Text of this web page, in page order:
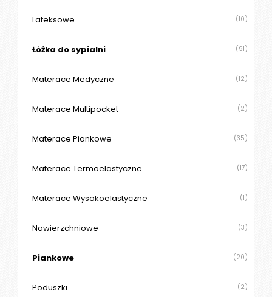
Lateksowe (10)
Łóżka do sypialni (91)
Materace Medyczne (12)
Materace Multipocket (2)
Materace Piankowe (35)
Materace Termoelastyczne (17)
Materace Wysokoelastyczne (1)
Nawierzchniowe (3)
Piankowe (20)
Poduszki (2)